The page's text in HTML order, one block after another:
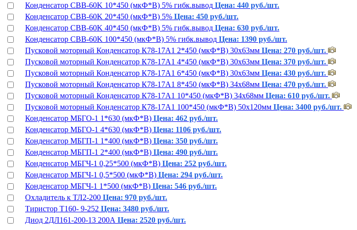
Конденсатор CBB-60K 10*450 (мкФ*В) 5% гибк.вывод Цена: 440 руб./шт.
Конденсатор CBB-60K 20*450 (мкФ*В) 5% Цена: 450 руб./шт.
Конденсатор CBB-60K 40*450 (мкФ*В) 5% гибк.вывод Цена: 630 руб./шт.
Конденсатор CBB-60K 100*450 (мкФ*В) 5% гибк.вывод Цена: 1390 руб./шт.
Пусковой моторный Конденсатор К78-17А1 2*450 (мкФ*В) 30х63мм Цена: 270 руб./шт.
Пусковой моторный Конденсатор К78-17А1 4*450 (мкФ*В) 30х63мм Цена: 370 руб./шт.
Пусковой моторный Конденсатор К78-17А1 6*450 (мкФ*В) 30х63мм Цена: 430 руб./шт.
Пусковой моторный Конденсатор К78-17А1 8*450 (мкФ*В) 34х68мм Цена: 470 руб./шт.
Пусковой моторный Конденсатор К78-17А1 10*450 (мкФ*В) 34х68мм Цена: 610 руб./шт.
Пусковой моторный Конденсатор К78-17А1 100*450 (мкФ*В) 50х120мм Цена: 3400 руб./шт.
Конденсатор МБГО-1 1*630 (мкФ*В) Цена: 462 руб./шт.
Конденсатор МБГО-1 4*630 (мкФ*В) Цена: 1106 руб./шт.
Конденсатор МБГП-1 1*400 (мкФ*В) Цена: 350 руб./шт.
Конденсатор МБГП-1 2*400 (мкФ*В) Цена: 490 руб./шт.
Конденсатор МБГЧ-1 0,25*500 (мкФ*В) Цена: 252 руб./шт.
Конденсатор МБГЧ-1 0,5*500 (мкФ*В) Цена: 294 руб./шт.
Конденсатор МБГЧ-1 1*500 (мкФ*В) Цена: 546 руб./шт.
Охладитель к ТЛ2-200 Цена: 970 руб./шт.
Тиристор Т160- 9-252 Цена: 3480 руб./шт.
Диод 2ДЛ161-200-13 200А Цена: 2520 руб./шт.